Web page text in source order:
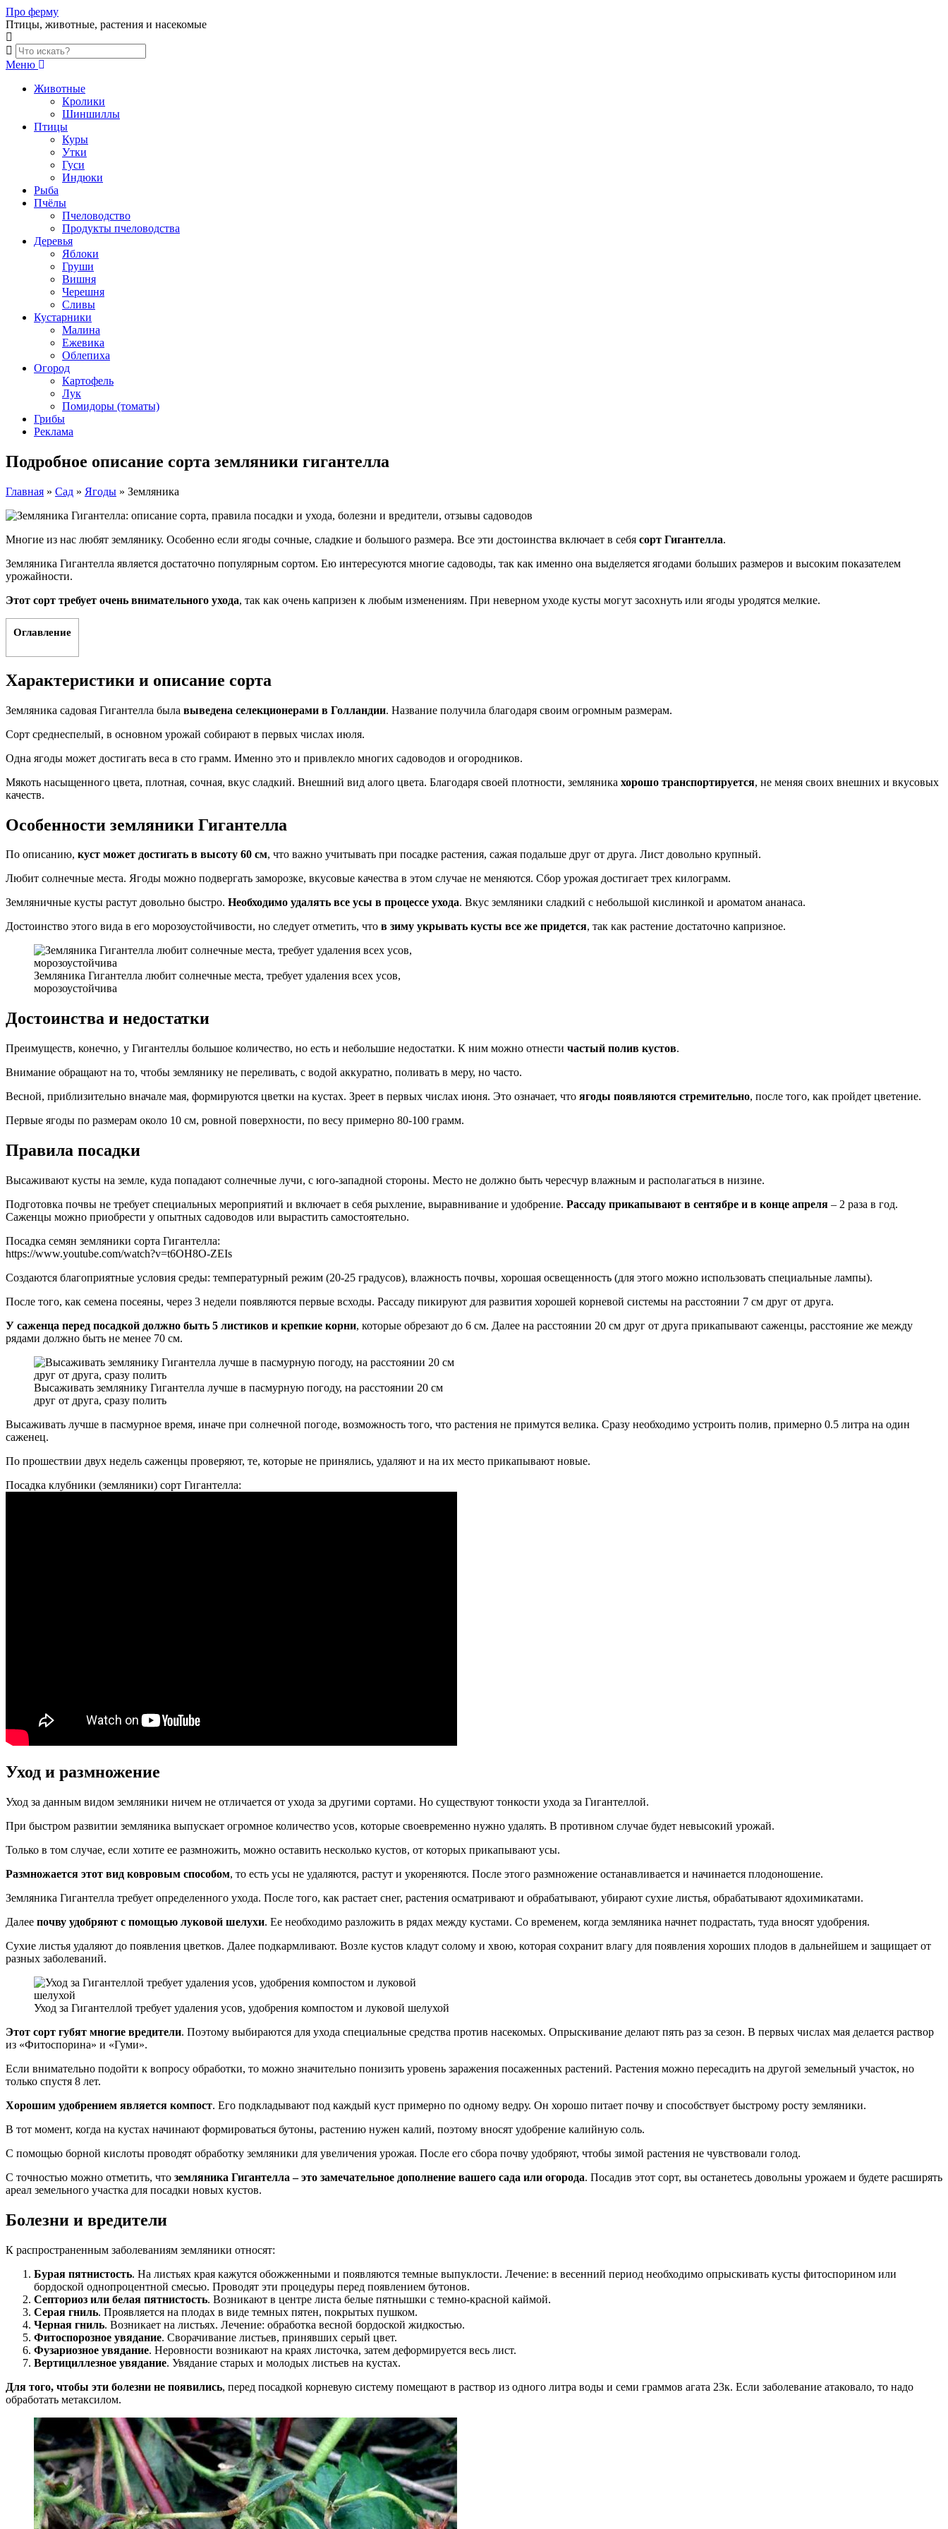
Skip
to
content
Про ферму
Птицы, животные, растения и насекомые
Меню
Животные
Кролики
Шиншиллы
Птицы
Куры
Утки
Гуси
Индюки
Рыба
Пчёлы
Пчеловодство
Продукты пчеловодства
Деревья
Яблоки
Груши
Вишня
Черешня
Сливы
Кустарники
Малина
Ежевика
Облепиха
Огород
Картофель
Лук
Помидоры (томаты)
Грибы
Реклама
Подробное описание сорта земляники гигантелла
Главная » Сад » Ягоды » Земляника
Многие из нас любят землянику. Особенно если ягоды сочные, сладкие и большого размера. Все эти достоинства включает в себя сорт Гигантелла.
Земляника Гигантелла является достаточно популярным сортом. Ею интересуются многие садоводы, так как именно она выделяется ягодами больших размеров и высоким показателем
урожайности.
Этот сорт требует очень внимательного ухода, так как очень капризен к любым изменениям. При неверном уходе кусты могут засохнуть или ягоды уродятся мелкие.
Оглавление
Характеристики и описание сорта
Земляника садовая Гигантелла была выведена селекционерами в Голландии. Название получила благодаря своим огромным размерам.
Сорт среднеспелый, в основном урожай собирают в первых числах июля.
Одна ягоды может достигать веса в сто грамм. Именно это и привлекло многих садоводов и огородников.
Мякоть насыщенного цвета, плотная, сочная, вкус сладкий. Внешний вид алого цвета. Благодаря своей плотности, земляника хорошо транспортируется, не меняя своих внешних и вкусовых
качеств.
Особенности земляники Гигантелла
По описанию, куст может достигать в высоту 60 см, что важно учитывать при посадке растения, сажая подальше друг от друга. Лист довольно крупный.
Любит солнечные места. Ягоды можно подвергать заморозке, вкусовые качества в этом случае не меняются. Сбор урожая достигает трех килограмм.
Земляничные кусты растут довольно быстро. Необходимо удалять все усы в процессе ухода. Вкус земляники сладкий с небольшой кислинкой и ароматом ананаса.
Достоинство этого вида в его морозоустойчивости, но следует отметить, что в зиму укрывать кусты все же придется, так как растение достаточно капризное.
Земляника Гигантелла любит солнечные места, требует удаления всех усов,
морозоустойчива
Достоинства и недостатки
Преимуществ, конечно, у Гигантеллы большое количество, но есть и небольшие недостатки. К ним можно отнести частый полив кустов.
Внимание обращают на то, чтобы землянику не переливать, с водой аккуратно, поливать в меру, но часто.
Весной, приблизительно вначале мая, формируются цветки на кустах. Зреет в первых числах июня. Это означает, что ягоды появляются стремительно, после того, как пройдет цветение.
Первые ягоды по размерам около 10 см, ровной поверхности, по весу примерно 80-100 грамм.
Правила посадки
Высаживают кусты на земле, куда попадают солнечные лучи, с юго-западной стороны. Место не должно быть чересчур влажным и располагаться в низине.
Подготовка почвы не требует специальных мероприятий и включает в себя рыхление, выравнивание и удобрение. Рассаду прикапывают в сентябре и в конце апреля – 2 раза в год.
Саженцы можно приобрести у опытных садоводов или вырастить самостоятельно.
Посадка семян земляники сорта Гигантелла:
https://www.youtube.com/watch?v=t6OH8O-ZEIs
Создаются благоприятные условия среды: температурный режим (20-25 градусов), влажность почвы, хорошая освещенность (для этого можно использовать специальные лампы).
После того, как семена посеяны, через 3 недели появляются первые всходы. Рассаду пикируют для развития хорошей корневой системы на расстоянии 7 см друг от друга.
У саженца перед посадкой должно быть 5 листиков и крепкие корни, которые обрезают до 6 см. Далее на расстоянии 20 см друг от друга прикапывают саженцы, расстояние же между
рядами должно быть не менее 70 см.
Высаживать землянику Гигантелла лучше в пасмурную погоду, на расстоянии 20 см
друг от друга, сразу полить
Высаживать лучше в пасмурное время, иначе при солнечной погоде, возможность того, что растения не примутся велика. Сразу необходимо устроить полив, примерно 0.5 литра на один
саженец.
По прошествии двух недель саженцы проверяют, те, которые не принялись, удаляют и на их место прикапывают новые.
Посадка клубники (земляники) сорт Гигантелла:
Уход и размножение
Уход за данным видом земляники ничем не отличается от ухода за другими сортами. Но существуют тонкости ухода за Гигантеллой.
При быстром развитии земляника выпускает огромное количество усов, которые своевременно нужно удалять. В противном случае будет невысокий урожай.
Только в том случае, если хотите ее размножить, можно оставить несколько кустов, от которых прикапывают усы.
Размножается этот вид ковровым способом, то есть усы не удаляются, растут и укореняются. После этого размножение останавливается и начинается плодоношение.
Земляника Гигантелла требует определенного ухода. После того, как растает снег, растения осматривают и обрабатывают, убирают сухие листья, обрабатывают ядохимикатами.
Далее почву удобряют с помощью луковой шелухи. Ее необходимо разложить в рядах между кустами. Со временем, когда земляника начнет подрастать, туда вносят удобрения.
Сухие листья удаляют до появления цветков. Далее подкармливают. Возле кустов кладут солому и хвою, которая сохранит влагу для появления хороших плодов в дальнейшем и защищает от
разных заболеваний.
Уход за Гигантеллой требует удаления усов, удобрения компостом и луковой шелухой
Этот сорт губят многие вредители. Поэтому выбираются для ухода специальные средства против насекомых. Опрыскивание делают пять раз за сезон. В первых числах мая делается раствор
из «Фитоспорина» и «Гуми».
Если внимательно подойти к вопросу обработки, то можно значительно понизить уровень заражения посаженных растений. Растения можно пересадить на другой земельный участок, но
только спустя 8 лет.
Хорошим удобрением является компост. Его подкладывают под каждый куст примерно по одному ведру. Он хорошо питает почву и способствует быстрому росту земляники.
В тот момент, когда на кустах начинают формироваться бутоны, растению нужен калий, поэтому вносят удобрение калийную соль.
С помощью борной кислоты проводят обработку земляники для увеличения урожая. После его сбора почву удобряют, чтобы зимой растения не чувствовали голод.
С точностью можно отметить, что земляника Гигантелла – это замечательное дополнение вашего сада или огорода. Посадив этот сорт, вы останетесь довольны урожаем и будете расширять
ареал земельного участка для посадки новых кустов.
Болезни и вредители
К распространенным заболеваниям земляники относят:
Бурая пятнистость. На листьях края кажутся обожженными и появляются темные выпуклости. Лечение: в весенний период необходимо опрыскивать кусты фитоспорином или
бордоской однопроцентной смесью. Проводят эти процедуры перед появлением бутонов.
Септориоз или белая пятнистость. Возникают в центре листа белые пятнышки с темно-красной каймой.
Серая гниль. Проявляется на плодах в виде темных пятен, покрытых пушком.
Черная гниль. Возникает на листьях. Лечение: обработка весной бордоской жидкостью.
Фитоспорозное увядание. Сворачивание листьев, принявших серый цвет.
Фузариозное увядание. Неровности возникают на краях листочка, затем деформируется весь лист.
Вертициллезное увядание. Увядание старых и молодых листьев на кустах.
Для того, чтобы эти болезни не появились, перед посадкой корневую систему помещают в раствор из одного литра воды и семи граммов агата 23к. Если заболевание атаковало, то надо
обработать метаксилом.